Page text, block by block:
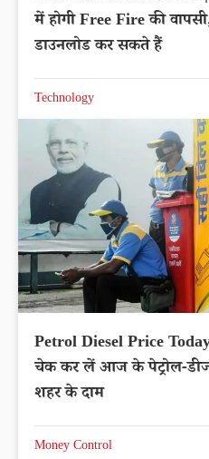
में होगी Free Fire की
डाउनलोड कर सकते हैं
Technology
Petrol Diesel Price
चेक कर लें आज के पेट्रोल-
शहर के दाम
Money Control